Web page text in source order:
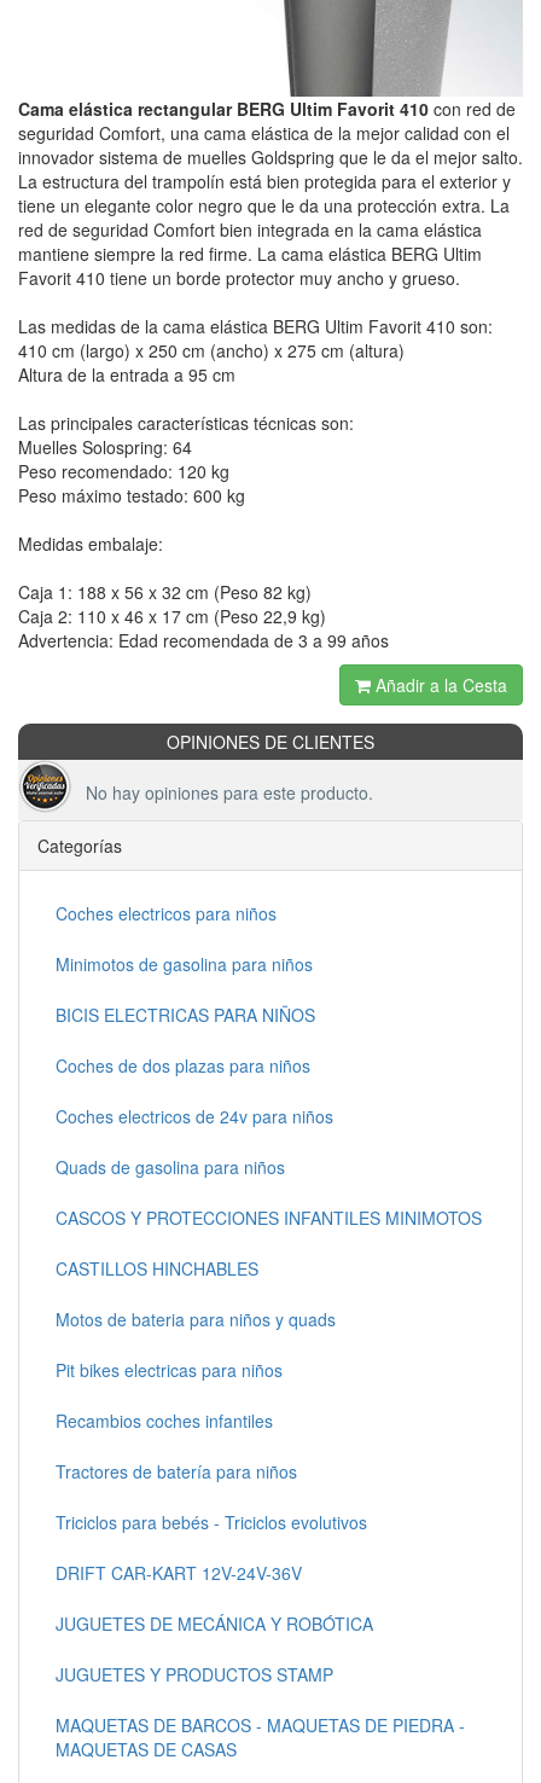
Cama elástica rectangular BERG Ultim Favorit 410 con red de
seguridad Comfort, una cama elástica de la mejor calidad con el
innovador sistema de muelles Goldspring que le da el mejor salto.
La estructura del trampolín está bien protegida para el exterior y
tiene un elegante color negro que le da una protección extra. La
red de seguridad Comfort bien integrada en la cama elástica
mantiene siempre la red firme. La cama elástica BERG Ultim
Favorit 410 tiene un borde protector muy ancho y grueso.
Las medidas de la cama elástica BERG Ultim Favorit 410 son:
410 cm (largo) x 250 cm (ancho) x 275 cm (altura)
Altura de la entrada a 95 cm
Las principales características técnicas son:
Muelles Solospring: 64
Peso recomendado: 120 kg
Peso máximo testado: 600 kg
Medidas embalaje:
Caja 1: 188 x 56 x 32 cm (Peso 82 kg)
Caja 2: 110 x 46 x 17 cm (Peso 22,9 kg)
Advertencia: Edad recomendada de 3 a 99 años
Añadir a la Cesta
OPINIONES DE CLIENTES
No hay opiniones para este producto.
Categorías
Coches electricos para niños
Minimotos de gasolina para niños
BICIS ELECTRICAS PARA NIÑOS
Coches de dos plazas para niños
Coches electricos de 24v para niños
Quads de gasolina para niños
CASCOS Y PROTECCIONES INFANTILES MINIMOTOS
CASTILLOS HINCHABLES
Motos de bateria para niños y quads
Pit bikes electricas para niños
Recambios coches infantiles
Tractores de batería para niños
Triciclos para bebés - Triciclos evolutivos
DRIFT CAR-KART 12V-24V-36V
JUGUETES DE MECÁNICA Y ROBÓTICA
JUGUETES Y PRODUCTOS STAMP
MAQUETAS DE BARCOS - MAQUETAS DE PIEDRA -
MAQUETAS DE CASAS